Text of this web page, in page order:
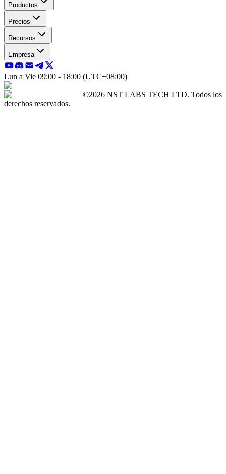
Productos
Precios
Recursos
Empresa
Lun a Vie 09:00 - 18:00 (UTC+08:00)
©2026 NST LABS TECH LTD. Todos los
derechos reservados.